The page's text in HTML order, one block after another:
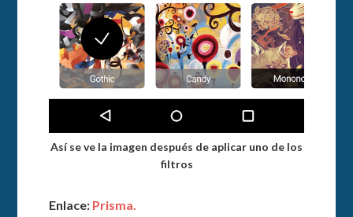
Así se ve la imagen después de aplicar uno de los
filtros
Enlace: Prisma.